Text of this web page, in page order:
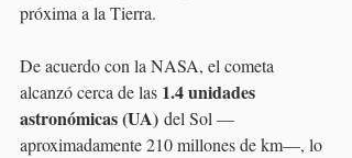
próxima a la Tierra.
De acuerdo con la NASA, el cometa
alcanzó cerca de las 1.4 unidades
astronómicas (UA) del Sol —
aproximadamente 210 millones de km—, lo